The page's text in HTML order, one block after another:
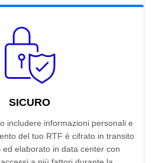
SICURO
includere informazioni personali e
del tuo RTF è cifrato in transito
ed elaborato in data center con